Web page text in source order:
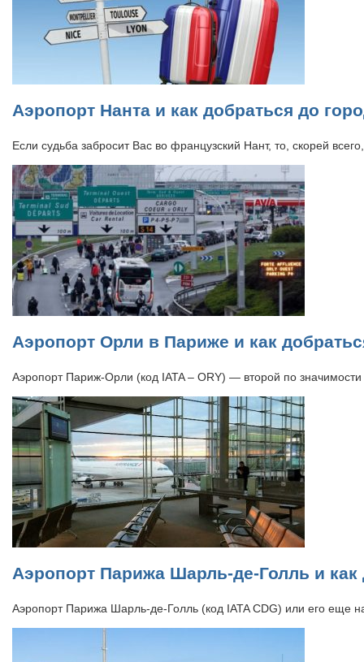
Аэропорт Нанта и как добраться до
Если судьба забросит Вас во французский Нант, то, скорей
Аэропорт Орли в Париже и как
Аэропорт Париж-Орли (код IATA – ORY) — второй по
Аэропорт Парижа Шарль-де-Голль и как
Аэропорт Парижа Шарль-де-Голль (код IATA CDG) или его еще